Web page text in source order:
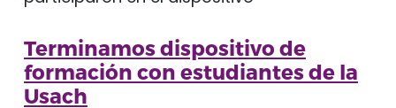
Terminamos dispositivo de
formación con estudiantes de la
Usach